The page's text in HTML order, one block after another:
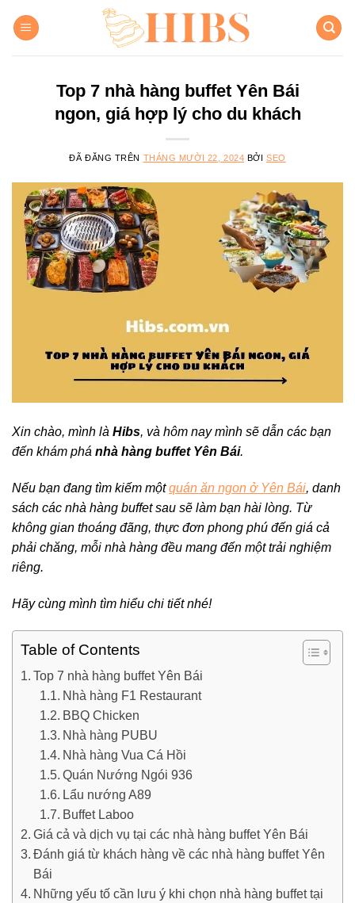
đến
Top 7 nhà hàng buffet Yên Bái
ngon, giá hợp lý cho du khách
ĐÃ ĐĂNG TRÊN THÁNG MƯỜI 22, 2024 BỞISEO
Xin chào, mình là Hibs, và hôm nay mình sẽ dẫn các bạn
đến khám phá nhà hàng buffet Yên Bái.
Nếu bạn đang tìm kiếm mộtquán ăn ngon ở Yên Bái, danh
sách các nhà hàng buffet sau sẽ làm bạn hài lòng. Từ
không gian thoáng đãng, thực đơn phong phú đến giá cả
phải chăng, mỗi nhà hàng đều mang đến một trải nghiệm
riêng.
Hãy cùng mình tìm hiểu chi tiết nhé!
Table of Contents
Top 7 nhà hàng buffet Yên Bái
Nhà hàng F1 Restaurant
BBQ Chicken
Nhà hàng PUBU
Nhà hàng Vua Cá Hồi
Quán Nướng Ngói 936
Lẩu nướng A89
Buffet Laboo
Giá cả và dịch vụ tại các nhà hàng buffet Yên Bái
Đánh giá từ khách hàng về các nhà hàng buffet Yên
Bái
Những yếu tố cần lưu ý khi chọn nhà hàng buffet tại